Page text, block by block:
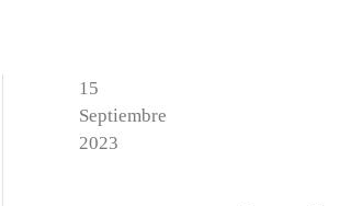
15
Septiembre
2023